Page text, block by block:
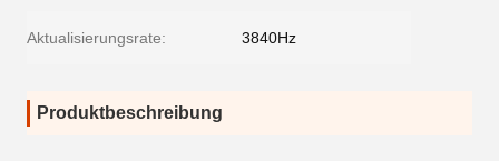
Aktualisierungsrate: 3840Hz
Produktbeschreibung